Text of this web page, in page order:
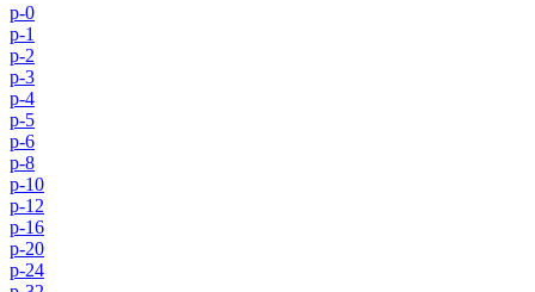
p-0
p-1
p-2
p-3
p-4
p-5
p-6
p-8
p-10
p-12
p-16
p-20
p-24